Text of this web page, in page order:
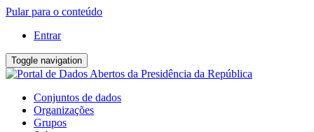
Pular para o conteúdo
Entrar
Toggle navigation
Conjuntos de dados
Organizações
Grupos